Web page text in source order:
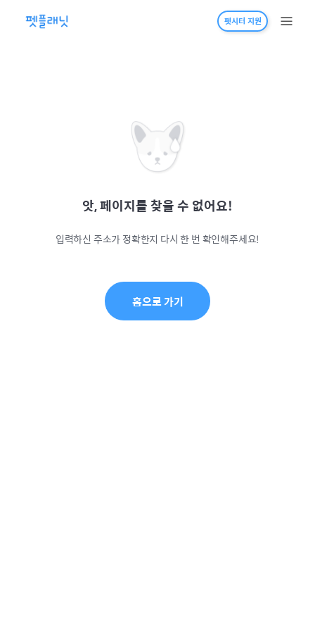
펫시터 지원
앗, 페이지를 찾을 수 없어요!
입력하신 주소가 정확한지 다시 한 번 확인해주세요!
홈으로 가기